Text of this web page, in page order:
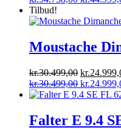
var:
pris
Tilbud!
Moustache
kr.30.499,00 Den
pris
kr.
kr.30.499,00 Den
var:
kr.
Falter E 9.4